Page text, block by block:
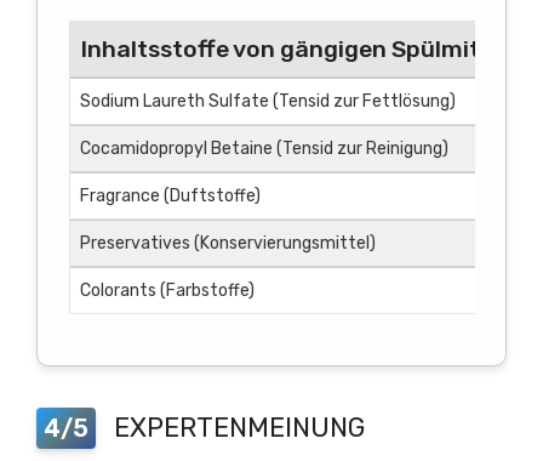
Inhaltsstoffe von gängigen Spülmitteln
Sodium Laureth Sulfate (Tensid zur Fettlösung)
Cocamidopropyl Betaine (Tensid zur Reinigung)
Fragrance (Duftstoffe)
Preservatives (Konservierungsmittel)
Colorants (Farbstoffe)
4/5 EXPERTENMEINUNG